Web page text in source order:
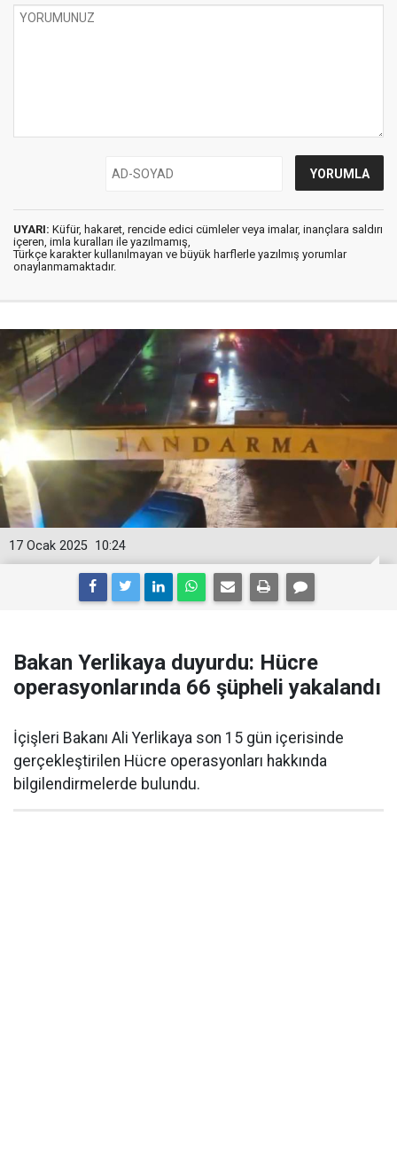
UYARI: Küfür, hakaret, rencide edici cümleler veya imalar, inançlara saldırı
içeren, imla kuralları ile yazılmamış,
Türkçe karakter kullanılmayan ve büyük harflerle yazılmış yorumlar
onaylanmamaktadır.
10:24
17 Ocak 2025
Bakan Yerlikaya duyurdu: Hücre
operasyonlarında 66 şüpheli yakalandı
İçişleri Bakanı Ali Yerlikaya son 15 gün içerisinde
gerçekleştirilen Hücre operasyonları hakkında
bilgilendirmelerde bulundu.